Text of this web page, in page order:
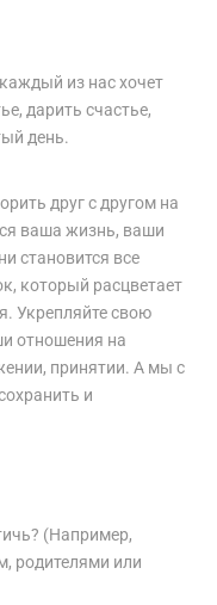
из нас хочет
дарить счастье,
день.
друг с другом на
ваша жизнь, ваши
становится все
который расцветает
Укрепляйте свою
отношения на
принятии. А мы с
и
(Например,
родителями или